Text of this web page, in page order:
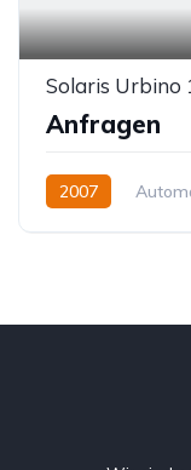
Solaris Urbino
Anfragen
2007